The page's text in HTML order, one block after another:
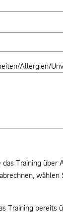
Allergien/
Training über
wählen
Training bereits